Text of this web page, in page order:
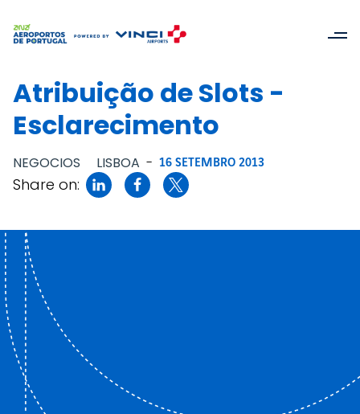
Atribuição de Slots -
Esclarecimento
NEGOCIOS LISBOA - 16 SETEMBRO 2013
Share on: